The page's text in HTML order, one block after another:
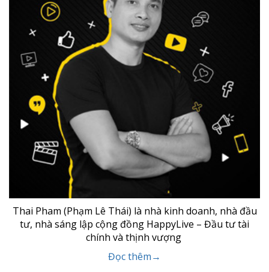
Thai Pham (Phạm Lê Thái) là nhà kinh doanh, nhà đầu
tư, nhà sáng lập cộng đồng HappyLive – Đầu tư tài
chính và thịnh vượng
Đọc thêm→